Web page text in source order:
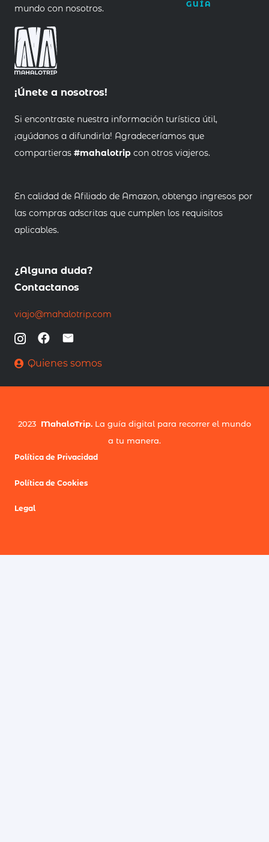
mundo con nosotros.
GUÍA
¡Únete a nosotros!
Si encontraste nuestra información turística útil,
¡ayúdanos a difundirla! Agradeceríamos que
compartieras #mahalotrip con otros viajeros.
En calidad de Afiliado de Amazon, obtengo ingresos por
las compras adscritas que cumplen los requisitos
aplicables.
¿Alguna duda?
Contactanos
viajo@mahalotrip.com
Quienes somos
2023 MahaloTrip. La guía digital para recorrer el mundo
a tu manera.
Política de Privacidad
Política de Cookies
Legal